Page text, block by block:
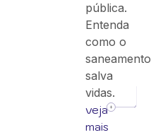
pública.
Entenda
como o
saneamento
salva
vidas.
veja
mais